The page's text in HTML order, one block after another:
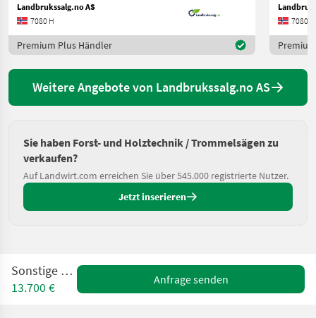
Landbrukssalg.no AS
7080 H
Premium Plus Händler
7080 H
Weitere Angebote von Landbrukssalg.no AS
Sie haben Forst- und Holztechnik / Trommelsägen zu
verkaufen?
Auf Landwirt.com erreichen Sie über 545.000 registrierte Nutzer.
Jetzt inserieren
Sonstige KS 45S
13.700 €
Anfrage senden